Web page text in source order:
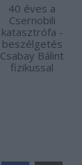
40 éves a
Csernobili
katasztrófa -
beszélgetés
Csabay Bálint
fizikussal